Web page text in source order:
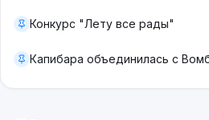
Конкурс "Лету все рады"
Капибара объединилась с